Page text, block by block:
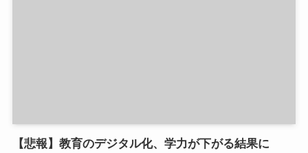
【悲報】教育のデジタル化、学力が下がる結果に